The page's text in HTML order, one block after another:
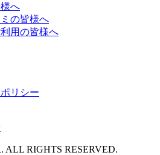
へ
の皆様へ
用の皆様へ
リシー
ALL RIGHTS RESERVED.